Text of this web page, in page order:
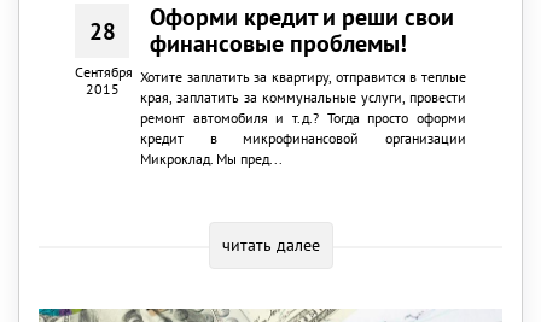
28
Сентября
2015
Оформи кредит и реши свои
финансовые проблемы!
Хотите заплатить за квартиру, отправится в теплые
края, заплатить за коммунальные услуги, провести
ремонт автомобиля и т.д.? Тогда просто оформи
кредит в микрофинансовой организации
Микроклад. Мы пред...
читать далее